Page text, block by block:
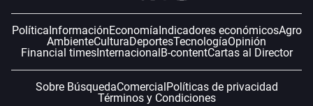
PolíticaInformaciónEconomíaIndicadores económicosAgro
AmbienteCulturaDeportesTecnologíaOpinión
Financial timesInternacionalB-contentCartas al Director
Sobre BúsquedaComercialPolíticas de privacidad
Términos y Condiciones